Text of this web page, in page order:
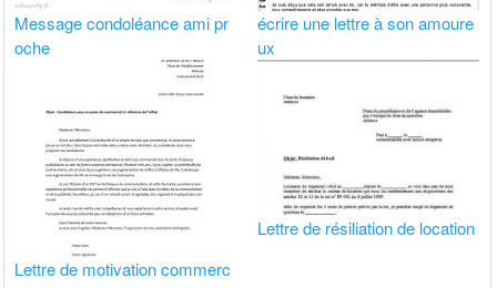
Message condoléance ami pr
oche
écrire une lettre à son amoure
ux
Lettre de motivation commerc
Lettre de résiliation de location